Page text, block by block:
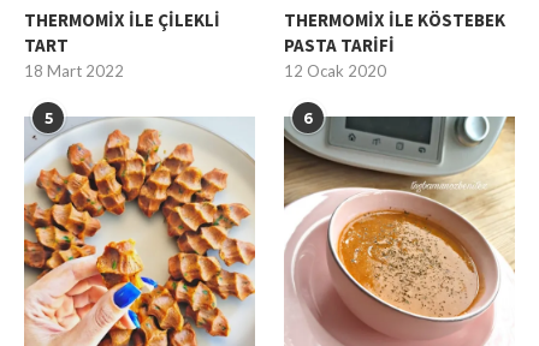
THERMOMİX İLE ÇİLEKLİ
TART
18 Mart 2022
THERMOMİX İLE KÖSTEBEK
PASTA TARİFİ
12 Ocak 2020
5 6